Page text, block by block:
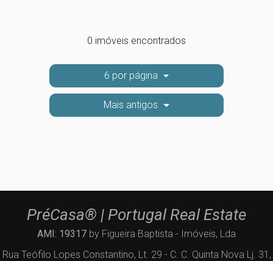
0 imóveis encontrados
6 por página
Mais antigos
PréCasa® | Portugal Real Estate
AMI: 19317 by Figueira Baptista - Imóveis, Lda
Rua Teófilo Lopes Constantino, Lt. 29 - C. C. Quinta Nova Lj. 31,